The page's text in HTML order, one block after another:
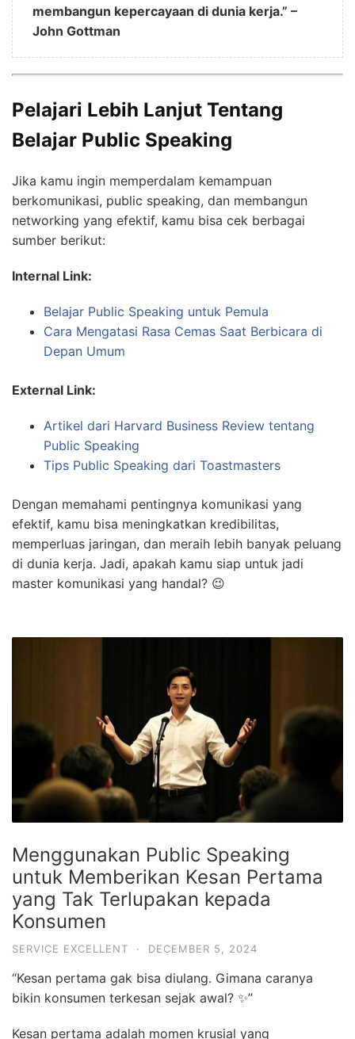
membangun kepercayaan di dunia kerja.” –
John Gottman
Pelajari Lebih Lanjut Tentang
Belajar Public Speaking
Jika kamu ingin memperdalam kemampuan
berkomunikasi, public speaking, dan membangun
networking yang efektif, kamu bisa cek berbagai
sumber berikut:
Internal Link:
Belajar Public Speaking untuk Pemula
Cara Mengatasi Rasa Cemas Saat Berbicara di
Depan Umum
External Link:
Artikel dari Harvard Business Review tentang
Public Speaking
Tips Public Speaking dari Toastmasters
Dengan memahami pentingnya komunikasi yang
efektif, kamu bisa meningkatkan kredibilitas,
memperluas jaringan, dan meraih lebih banyak peluang
di dunia kerja. Jadi, apakah kamu siap untuk jadi
master komunikasi yang handal? 😉
Menggunakan Public Speaking
untuk Memberikan Kesan Pertama
yang Tak Terlupakan kepada
Konsumen
SERVICE EXCELLENT · DECEMBER 5, 2024
“Kesan pertama gak bisa diulang. Gimana caranya
bikin konsumen terkesan sejak awal? ✨”
Kesan pertama adalah momen krusial yang